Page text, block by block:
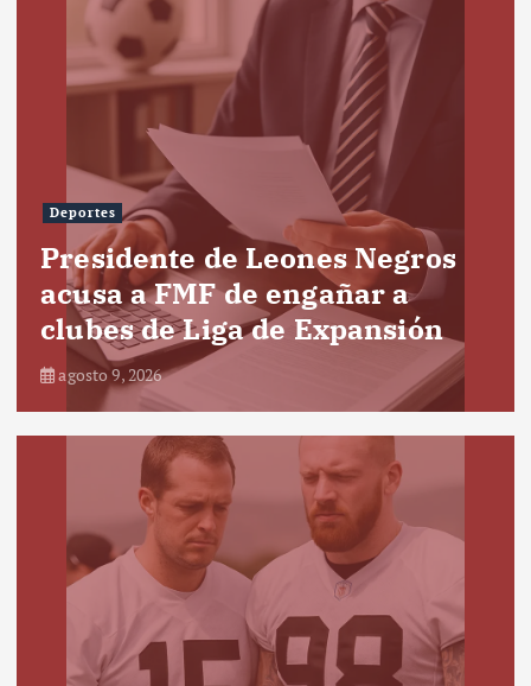
Deportes
Presidente de Leones Negros
acusa a FMF de engañar a
clubes de Liga de Expansión
agosto 9, 2026